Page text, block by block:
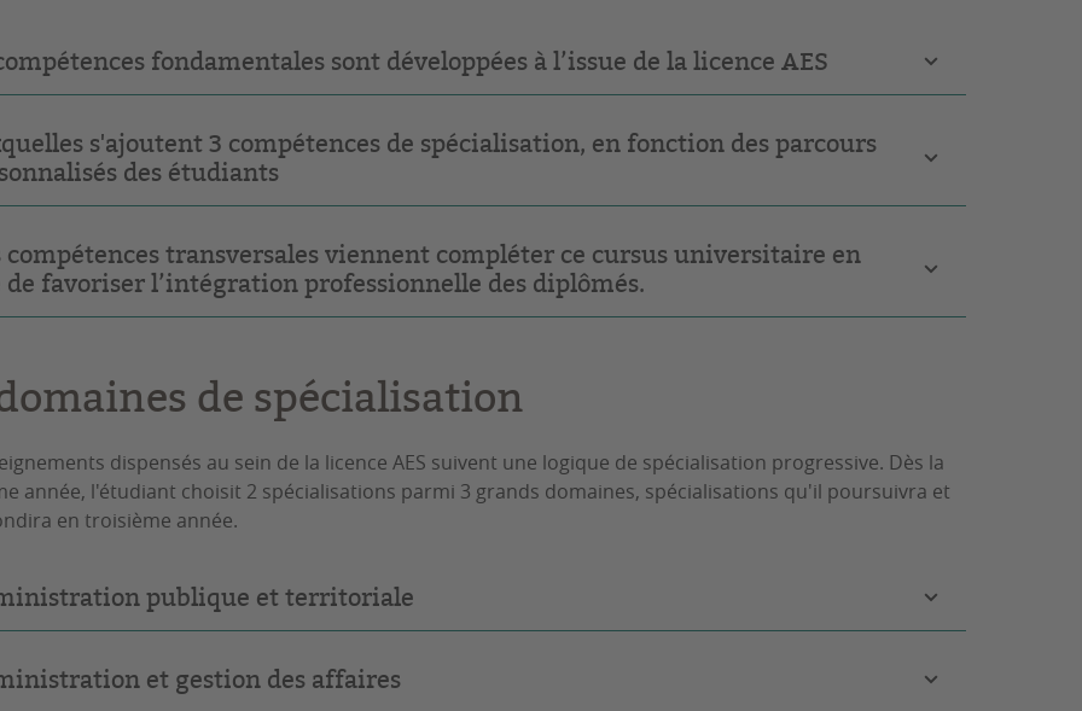
fondamentales sont développées à l’issue de la licence AES
s'ajoutent 3 compétences de spécialisation, en fonction des parcours
des étudiants
compétences transversales viennent compléter ce cursus universitaire en
de favoriser l’intégration professionnelle des diplômés.
de spécialisation
dispensés au sein de la licence AES suivent une logique de spécialisation progressive. Dès la
année, l'étudiant choisit 2 spécialisations parmi 3 grands domaines, spécialisations qu'il poursuivra et
en troisième année.
publique et territoriale
et gestion des affaires